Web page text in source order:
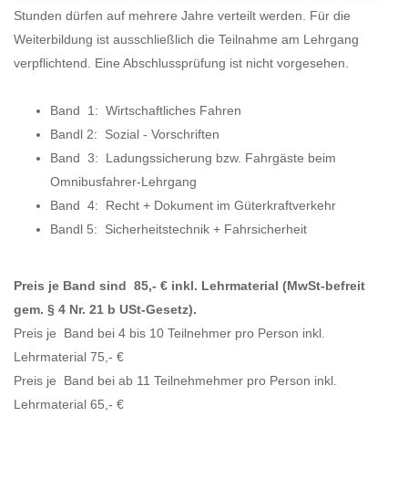
Stunden dürfen auf mehrere Jahre verteilt werden. Für die
Weiterbildung ist ausschließlich die Teilnahme am Lehrgang
verpflichtend. Eine Abschlussprüfung ist nicht vorgesehen.
Band 1: Wirtschaftliches Fahren
Bandl 2: Sozial - Vorschriften
Band 3: Ladungssicherung bzw. Fahrgäste beim
Omnibusfahrer-Lehrgang
Band 4: Recht + Dokument im Güterkraftverkehr
Bandl 5: Sicherheitstechnik + Fahrsicherheit
Preis je Band sind 85,- € inkl. Lehrmaterial (MwSt-befreit
gem. § 4 Nr. 21 b USt-Gesetz).
Preis je Band bei 4 bis 10 Teilnehmer pro Person inkl.
Lehrmaterial 75,- €
Preis je Band bei ab 11 Teilnehmehmer pro Person inkl.
Lehrmaterial 65,- €